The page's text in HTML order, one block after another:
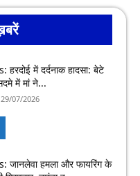
में दर्दनाक हादसा: बेटे
में मां ने...
29/07/2026
जानलेवा हमला और फायरिंग के